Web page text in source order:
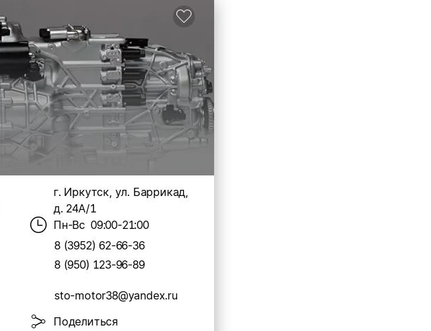
г. Иркутск, ул. Баррикад,
д. 24А/1
Пн-Вс 09:00-21:00
8 (3952) 62-66-36
8 (950) 123-96-89
sto-motor38@yandex.ru
Поделиться